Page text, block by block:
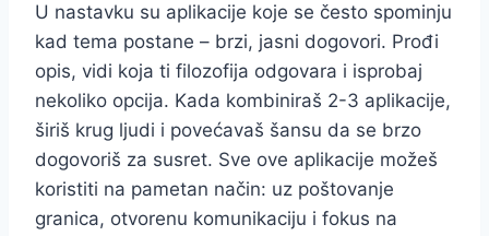
U nastavku su aplikacije koje se često spominju
kad tema postane – brzi, jasni dogovori. Prođi
opis, vidi koja ti filozofija odgovara i isprobaj
nekoliko opcija. Kada kombiniraš 2-3 aplikacije,
širiš krug ljudi i povećavaš šansu da se brzo
dogovoriš za susret. Sve ove aplikacije možeš
koristiti na pametan način: uz poštovanje
granica, otvorenu komunikaciju i fokus na